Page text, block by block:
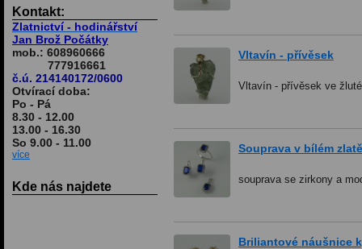
Kontakt:
Zlatnictví - hodinářství
Jan Brož Počátky
mob.: 608960666
777916661
č.ú. 214140172/0600
Otvírací doba:
Po - Pá
8.30 - 12.00
13.00 - 16.30
So 9.00 - 11.00
více
Kde nás najdete
Vltavín - přívěsek
Vltavín - přívěsek ve
Souprava v bílém
souprava se zirkony a
Briliantové náušnice